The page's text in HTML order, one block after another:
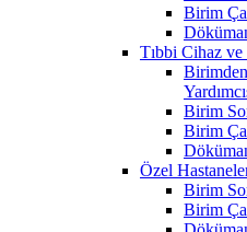
Birim
Tıbbi Cihaz ve
Birim
Birim
Özel
Birim
Birim